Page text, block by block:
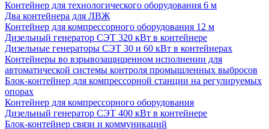
Контейнер для технологического оборудования 6 м
Два контейнера для ЛВЖ
Контейнер для компрессорного оборудования 12 м
Дизельный генератор СЭТ 320 кВт в контейнере
Дизельные генераторы СЭТ 30 и 60 кВт в контейнерах
Контейнеры во взрывозащищенном исполнении для
автоматической системы контроля промышленных выбросов
Блок-контейнер для компрессорной станции на регулируемых
опорах
Контейнер для компрессорного оборудования
Дизельный генератор СЭТ 400 кВт в контейнере
Блок-контейнер связи и коммуникаций